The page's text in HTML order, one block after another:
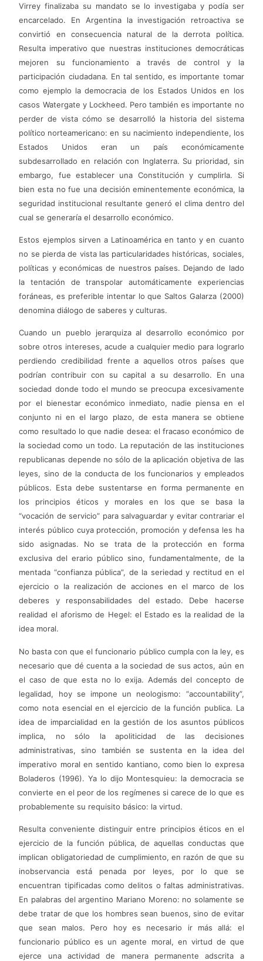
Virrey finalizaba su mandato se lo investigaba y podía ser
encarcelado. En Argentina la investigación retroactiva se
convirtió en consecuencia natural de la derrota política.
Resulta imperativo que nuestras instituciones democráticas
mejoren su funcionamiento a través de control y la
participación ciudadana. En tal sentido, es importante tomar
como ejemplo la democracia de los Estados Unidos en los
casos Watergate y Lockheed. Pero también es importante no
perder de vista cómo se desarrolló la historia del sistema
político norteamericano: en su nacimiento independiente, los
Estados Unidos eran un país económicamente
subdesarrollado en relación con Inglaterra. Su prioridad, sin
embargo, fue establecer una Constitución y cumplirla. Si
bien esta no fue una decisión eminentemente económica, la
seguridad institucional resultante generó el clima dentro del
cual se generaría el desarrollo económico.
Estos ejemplos sirven a Latinoamérica en tanto y en cuanto
no se pierda de vista las particularidades históricas, sociales,
políticas y económicas de nuestros países. Dejando de lado
la tentación de transpolar automáticamente experiencias
foráneas, es preferible intentar lo que Saltos Galarza (2000)
denomina diálogo de saberes y culturas.
Cuando un pueblo jerarquiza al desarrollo económico por
sobre otros intereses, acude a cualquier medio para lograrlo
perdiendo credibilidad frente a aquellos otros países que
podrían contribuir con su capital a su desarrollo. En una
sociedad donde todo el mundo se preocupa excesivamente
por el bienestar económico inmediato, nadie piensa en el
conjunto ni en el largo plazo, de esta manera se obtiene
como resultado lo que nadie desea: el fracaso económico de
la sociedad como un todo. La reputación de las instituciones
republicanas depende no sólo de la aplicación objetiva de las
leyes, sino de la conducta de los funcionarios y empleados
públicos. Esta debe sustentarse en forma permanente en
los principios éticos y morales en los que se basa la
“vocación de servicio” para salvaguardar y evitar contrariar el
interés público cuya protección, promoción y defensa les ha
sido asignadas. No se trata de la protección en forma
exclusiva del erario público sino, fundamentalmente, de la
mentada “confianza pública”, de la seriedad y rectitud en el
ejercicio o la realización de acciones en el marco de los
deberes y responsabilidades del estado. Debe hacerse
realidad el aforismo de Hegel: el Estado es la realidad de la
idea moral.
No basta con que el funcionario público cumpla con la ley, es
necesario que dé cuenta a la sociedad de sus actos, aún en
el caso de que esta no lo exija. Además del concepto de
legalidad, hoy se impone un neologismo: “accountability”,
como nota esencial en el ejercicio de la función publica. La
idea de imparcialidad en la gestión de los asuntos públicos
implica, no sólo la apoliticidad de las decisiones
administrativas, sino también se sustenta en la idea del
imperativo moral en sentido kantiano, como bien lo expresa
Boladeros (1996). Ya lo dijo Montesquieu: la democracia se
convierte en el peor de los regímenes si carece de lo que es
probablemente su requisito básico: la virtud.
Resulta conveniente distinguir entre principios éticos en el
ejercicio de la función pública, de aquellas conductas que
implican obligatoriedad de cumplimiento, en razón de que su
inobservancia está penada por leyes, por lo que se
encuentran tipificadas como delitos o faltas administrativas.
En palabras del argentino Mariano Moreno: no solamente se
debe tratar de que los hombres sean buenos, sino de evitar
que sean malos. Pero hoy es necesario ir más allá: el
funcionario público es un agente moral, en virtud de que
ejerce una actividad de manera permanente adscrita a